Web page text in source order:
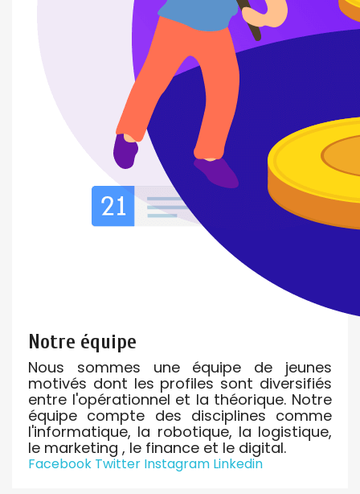
Notre équipe
Nous sommes une équipe de jeunes
motivés dont les profiles sont diversifiés
entre l'opérationnel et la théorique. Notre
équipe compte des disciplines comme
l'informatique, la robotique, la logistique,
le marketing , le finance et le digital.
Facebook Twitter Instagram Linkedin